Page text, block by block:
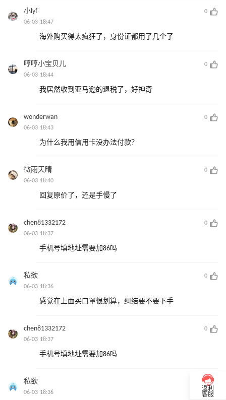
小lyf
0
06-03 18:47
海外购买得太疯狂了，身份证都用了几个了
哼哼小宝贝儿
0
06-03 18:44
我居然收到亚马逊的退税了，好神奇
wonderwan
0
06-03 18:43
为什么我用信用卡没办法付款？
微雨天晴
0
06-03 18:40
回复原价了，还是手慢了
chen81332172
0
06-03 18:37
手机号填地址需要加86吗
私欲
0
06-03 18:36
感觉在上面买口罩很划算，纠结要不要下手
chen81332172
0
06-03 18:37
手机号填地址需要加86吗
私欲
0
06-03 18:36
返利
客服